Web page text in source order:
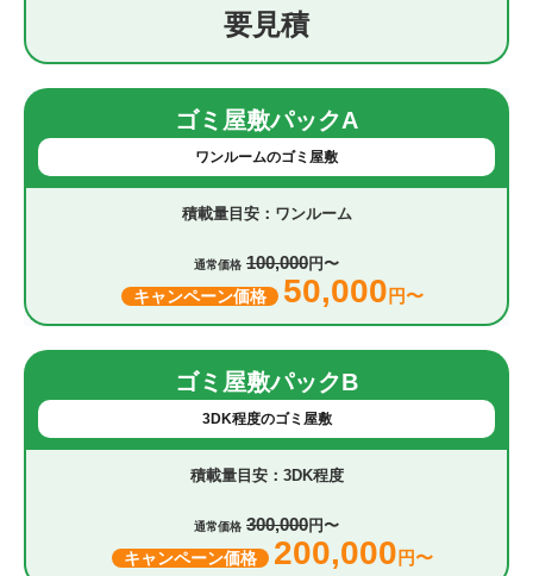
要見積
ゴミ屋敷パックA
ワンルームのゴミ屋敷
ワンルーム
通常価格 100,000円〜
キャンペーン価格 50,000 円〜
ゴミ屋敷パックB
3DK程度のゴミ屋敷
3DK程度
通常価格 300,000円〜
キャンペーン価格 200,000 円〜